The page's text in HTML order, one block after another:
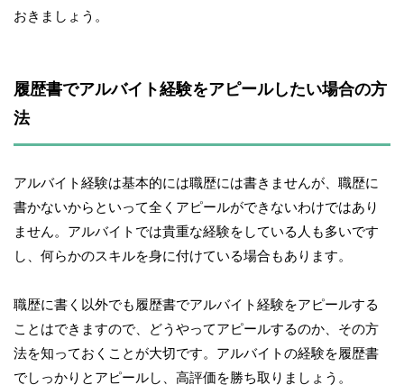
おきましょう。
履歴書でアルバイト経験をアピールしたい場合の方
法
アルバイト経験は基本的には職歴には書きませんが、職歴に
書かないからといって全くアピールができないわけではあり
ません。アルバイトでは貴重な経験をしている人も多いです
し、何らかのスキルを身に付けている場合もあります。
職歴に書く以外でも履歴書でアルバイト経験をアピールする
ことはできますので、どうやってアピールするのか、その方
法を知っておくことが大切です。アルバイトの経験を履歴書
でしっかりとアピールし、高評価を勝ち取りましょう。